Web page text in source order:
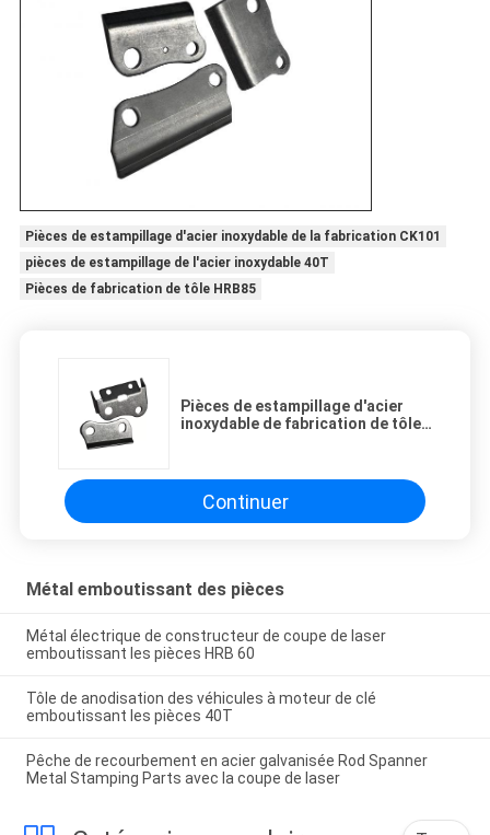
Pièces de estampillage d'acier inoxydable de la fabrication CK101
pièces de estampillage de l'acier inoxydable 40T
Pièces de fabrication de tôle HRB85
Pièces de estampillage d'acier
inoxydable de fabrication de tôle
Continuer
Métal emboutissant des pièces
Métal électrique de constructeur de coupe de laser
emboutissant les pièces HRB 60
Tôle de anodisation des véhicules à moteur de clé
emboutissant les pièces 40T
Pêche de recourbement en acier galvanisée Rod Spanner
Metal Stamping Parts avec la coupe de laser